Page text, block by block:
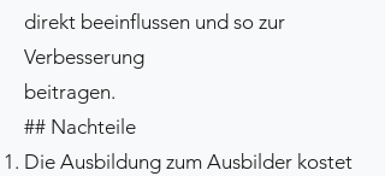
direkt beeinflussen und so zur
Verbesserung
beitragen.
## Nachteile
Die Ausbildung zum Ausbilder kostet